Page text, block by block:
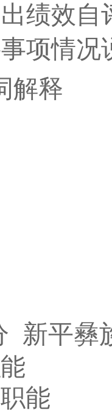
绩效自
项情况
解释
新平彝
能